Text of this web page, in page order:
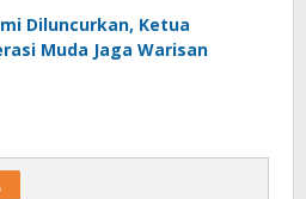
Diluncurkan, Ketua
Muda Jaga Warisan